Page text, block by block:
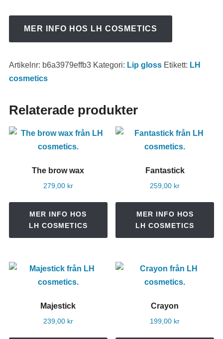
MER INFO HOS LH COSMETICS
Artikelnr: b6a3979effb3 Kategori: Lip gloss Etikett: LH
cosmetics
Relaterade produkter
The brow wax
279,00 kr
MER INFO HOS
LH COSMETICS
Fantastick
259,00 kr
MER INFO HOS
LH COSMETICS
Majestick
239,00 kr
Crayon
199,00 kr